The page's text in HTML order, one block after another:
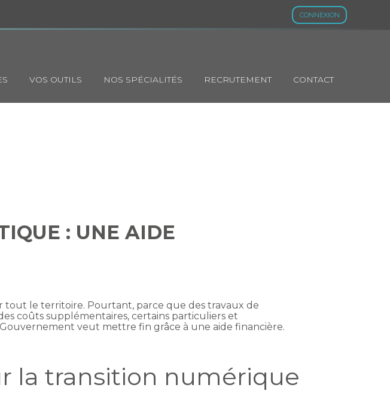
CONNEXION
VOS OUTILS NOS SPÉCIALITÉS RECRUTEMENT CONTACT
: UNE AIDE
tout le territoire. Pourtant, parce que des travaux de
coûts supplémentaires, certains particuliers et
veut mettre fin grâce à une aide financière.
la transition numérique